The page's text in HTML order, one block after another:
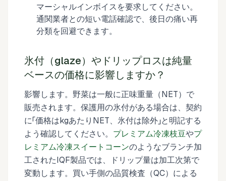
マーシャルインボイスを要求してください。
通関業者との短い電話確認で、後日の痛い再
分類を回避できます。
氷付（glaze）やドリップロスは純量
ベースの価格に影響しますか？
影響します。野菜は一般に正味重量（NET）で
販売されます。保護用の氷付がある場合は、契約
に「価格はkgあたりNET、氷付は除外」と明記する
よう確認してください。 プレミアム冷凍枝豆やプ
レミアム冷凍スイートコーンのようなブランチ加
工されたIQF製品では、ドリップ量は加工次第で
変動します。買い手側の品質検査（QC）による